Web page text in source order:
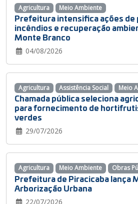
Prefeitura intensifica ações de
incêndios e recuperação
Monte Branco
04/08/2026
Agricultura Meio Ambiente
Chamada pública seleciona
para fornecimento de
verdes
29/07/2026
Agricultura Assistência Social Meio
Prefeitura de Piracicaba lança
Arborização Urbana
22/07/2026
Agricultura Meio Ambiente Obras